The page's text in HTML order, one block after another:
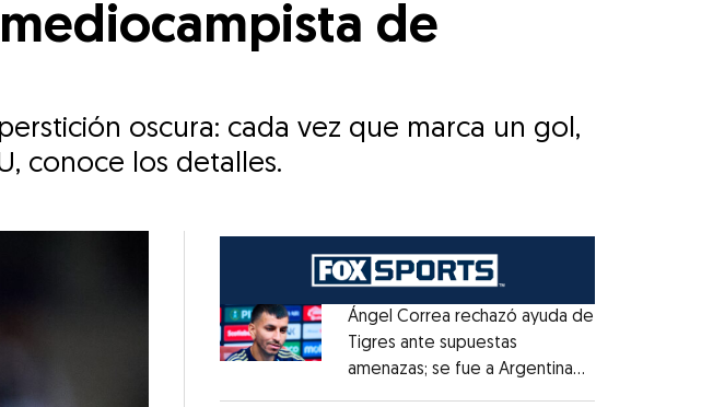
mediocampista de
oscura: cada vez que marca un gol,
conoce los detalles.
Opens in new window
Ángel Correa rechazó ayuda de
Tigres ante supuestas
amenazas; se fue a Argentina